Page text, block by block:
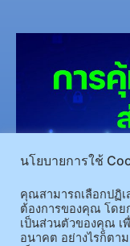
(อ.เมือง)62/1 ถ.เกษตรสมบูรณ์
นโยบายการใช้
คุณสามารถเลือกปฏิ
ต้องการของคุณ โดย
เป็นส่วนตัวของคุณ เ
อนาคต อย่างไรก็ตา